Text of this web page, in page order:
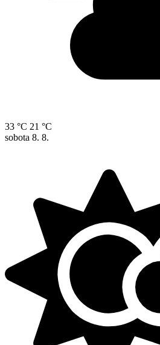
33 °C 21 °C
sobota 8. 8.